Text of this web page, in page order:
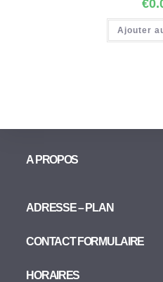
€
Ajouter
A PROPOS
ADRESSE – PLAN
CONTACT FORMULAIRE
HORAIRES